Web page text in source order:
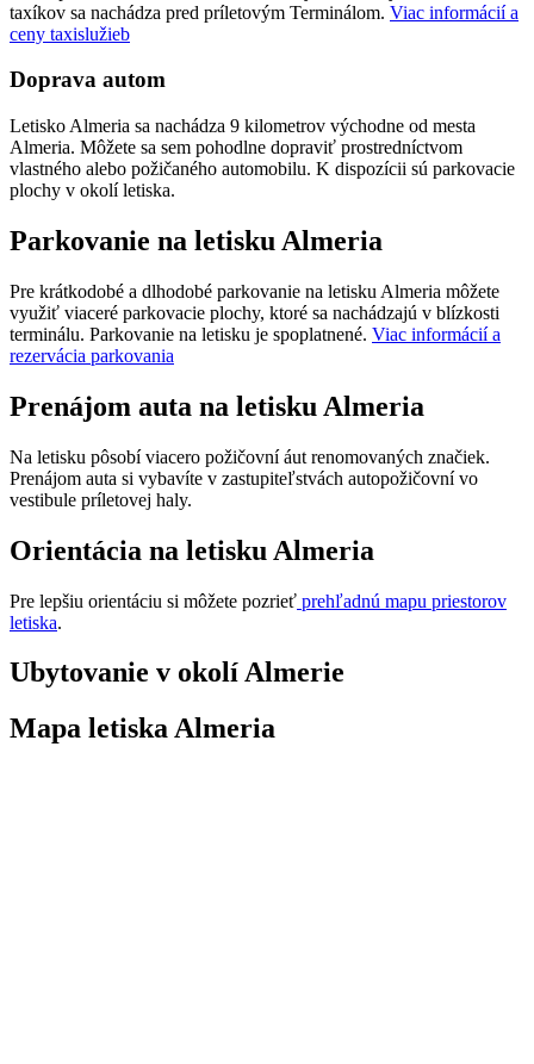
taxíkov sa nachádza pred príletovým Terminálom. Viac informácií a
ceny taxislužieb
Doprava autom
Letisko Almeria sa nachádza 9 kilometrov východne od mesta
Almeria. Môžete sa sem pohodlne dopraviť prostredníctvom
vlastného alebo požičaného automobilu. K dispozícii sú parkovacie
plochy v okolí letiska.
Parkovanie na letisku Almeria
Pre krátkodobé a dlhodobé parkovanie na letisku Almeria môžete
využiť viaceré parkovacie plochy, ktoré sa nachádzajú v blízkosti
terminálu. Parkovanie na letisku je spoplatnené. Viac informácií a
rezervácia parkovania
Prenájom auta na letisku Almeria
Na letisku pôsobí viacero požičovní áut renomovaných značiek.
Prenájom auta si vybavíte v zastupiteľstvách autopožičovní vo
vestibule príletovej haly.
Orientácia na letisku Almeria
Pre lepšiu orientáciu si môžete pozrieť prehľadnú mapu priestorov
letiska.
Ubytovanie v okolí Almerie
Mapa letiska Almeria